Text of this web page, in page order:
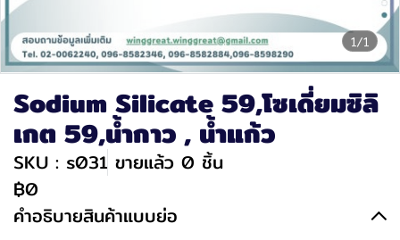
1/1
Sodium Silicate 59,โซเดี่ยมซิลิ
เกต 59,น้ำกาว , น้ำแก้ว
SKU : s031 ขายแล้ว 0 ชิ้น
฿0
คำอธิบายสินค้าแบบย่อ